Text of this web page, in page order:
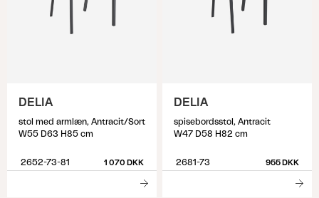
DELIA
stol med armlæn, Antracit/Sort
W55 D63 H85 cm
2652-73-81 1 070 DKK
DELIA
spisebordsstol, Antracit
W47 D58 H82 cm
2681-73 955 DKK